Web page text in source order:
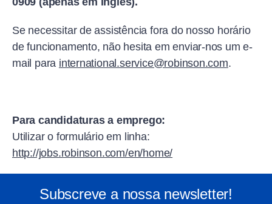
Se necessitar de assistência fora do nosso horário
de funcionamento, não hesita em enviar-nos um e-
mail para international.service@robinson.com.
Para candidaturas a emprego:
Utilizar o formulário em linha:
http://jobs.robinson.com/en/home/
Subscreve a nossa newsletter!